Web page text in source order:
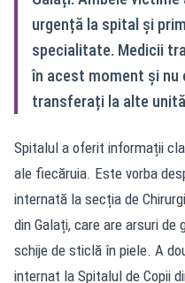
urgență la spital și
specialitate. Medicii
în acest moment și nu
transferați la alte
Spitalul a oferit informații
ale fiecăruia. Este vorba
internată la secția de
din Galați, care are arsuri de
schije de sticlă în piele. A
internat la Spitalul de Copii